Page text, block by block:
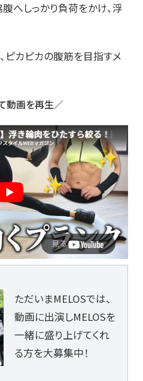
へしっかり負荷をかけ、浮
ピカピカの腹筋を目指すメ
動画を再生／
ただいまMELOSでは、
動画に出演しMELOSを
一緒に盛り上げてくれ
る方を大募集中！